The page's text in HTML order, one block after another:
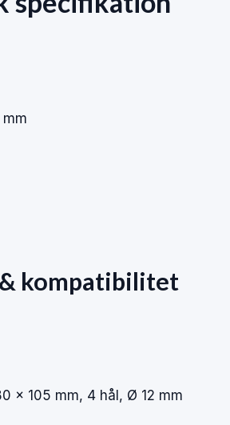
kompatibilitet
× 105 mm, 4 hål, Ø 12 mm